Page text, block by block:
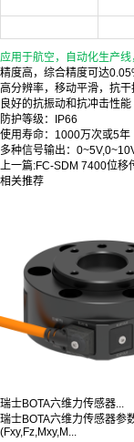
应用于航空，自动化生产
精度高，综合精度可达
高分辨率，移动平滑，抗干
良好的抗振动和抗冲击性能
防护等级：IP66
使用寿命：1000万次或5年
多种信号输出：
上一篇:FC-SDM 7400位移
相关推荐
瑞士BOTA六维力传感器...
瑞士BOTA六维力传感器参
(Fxy,Fz,Mxy,M...